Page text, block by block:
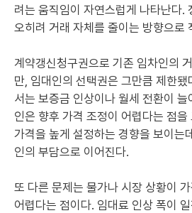
려는 움직임이 자연스럽게 나타난다.
오히려 거래 자체를 줄이는 방향으로
계약갱신청구권으로 기존 임차인의
만, 임대인의 선택권은 그만큼 제한됐
서는 보증금 인상이나 월세 전환이 늘
인은 향후 가격 조정이 어렵다는 점을
가격을 높게 설정하는 경향을 보이는
인의 부담으로 이어진다.
또 다른 문제는 물가나 시장 상황이
어렵다는 점이다. 임대료 인상 폭이